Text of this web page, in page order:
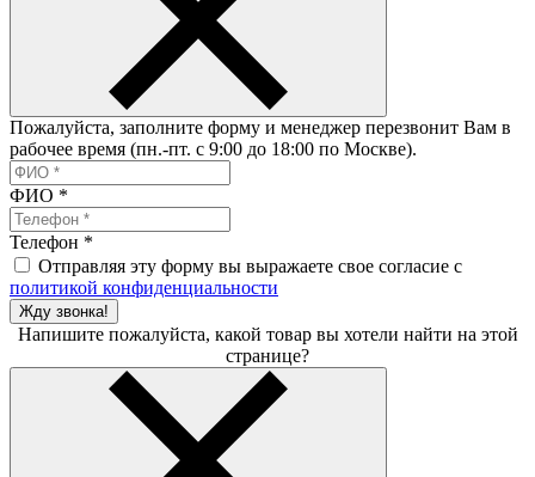
Пожалуйста, заполните форму и менеджер перезвонит Вам в
рабочее время (пн.-пт. с 9:00 до 18:00 по Москве).
ФИО *
Телефон *
Отправляя эту форму вы выражаете свое согласие с
политикой конфиденциальности
Жду звонка!
Напишите пожалуйста, какой товар вы хотели найти на этой
странице?